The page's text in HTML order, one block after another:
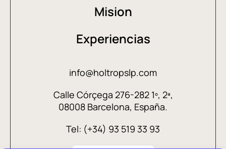
Mision
Experiencias
info@holtropslp.com
Calle Córçega 276-282 1º, 2ª,
08008 Barcelona, España.
Tel: (+34) 93 519 33 93